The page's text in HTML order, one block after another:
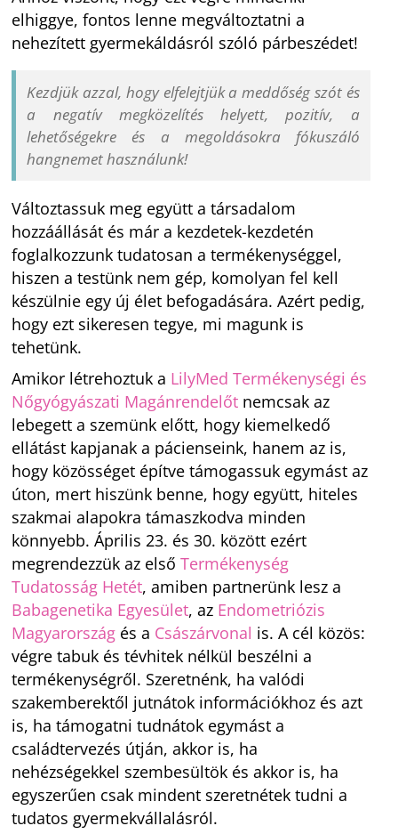
elhiggye, fontos lenne megváltoztatni a
nehezített gyermekáldásról szóló párbeszédet!
Kezdjük azzal, hogy elfelejtjük a meddőség szót és
a negatív megközelítés helyett, pozitív, a
lehetőségekre és a megoldásokra fókuszáló
hangnemet használunk!
Változtassuk meg együtt a társadalom
hozzáállását és már a kezdetek-kezdetén
foglalkozzunk tudatosan a termékenységgel,
hiszen a testünk nem gép, komolyan fel kell
készülnie egy új élet befogadására. Azért pedig,
hogy ezt sikeresen tegye, mi magunk is
tehetünk.
Amikor létrehoztuk a LilyMed Termékenységi és
Nőgyógyászati Magánrendelőt nemcsak az
lebegett a szemünk előtt, hogy kiemelkedő
ellátást kapjanak a pácienseink, hanem az is,
hogy közösséget építve támogassuk egymást az
úton, mert hiszünk benne, hogy együtt, hiteles
szakmai alapokra támaszkodva minden
könnyebb. Április 23. és 30. között ezért
megrendezzük az elsőTermékenység
Tudatosság Hetét, amiben partnerünk lesz a
Babagenetika Egyesület, az Endometriózis
Magyarország és a Császárvonal is. A cél közös:
végre tabuk és tévhitek nélkül beszélni a
termékenységről. Szeretnénk, ha valódi
szakemberektől jutnátok információkhoz és azt
is, ha támogatni tudnátok egymást a
családtervezés útján, akkor is, ha
nehézségekkel szembesültök és akkor is, ha
egyszerűen csak mindent szeretnétek tudni a
tudatos gyermekvállalásról.